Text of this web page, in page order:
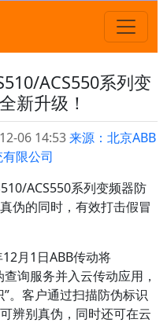
ACS550系列变
新升级！
06 14:53来源：北京ABB
限公司
ACS550系列变频器防
伪的同时，有效打击假冒
月1日ABB传动将
询服务并入云传动应用，
。客户通过扫描防伪标识
辨别真伪，同时还可在云